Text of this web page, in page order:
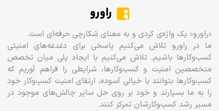
راورو
«راورو» یک واژه‌ی کردی و به معنای شکارچی حرفه‌ای است.
ما در راورو تلاش می‌کنیم پاسخی برای دغدغه‌های امنیتی
کسب‌وکارها باشیم. تلاش می‌کنیم با ایجاد پلی میان تخصص
متخصصین امنیت و کسب‌وکارها، شرایطی را فراهم آوریم که
کسب‌وکارها بتوانند با خیالی آسوده، ارتقای امنیت کسب‌وکار خود
را به ما بسپارند و خود بر روی حل سایر چالش‌های موجود در
مسیر رشد کسب‌وکارشان تمرکز کنند.